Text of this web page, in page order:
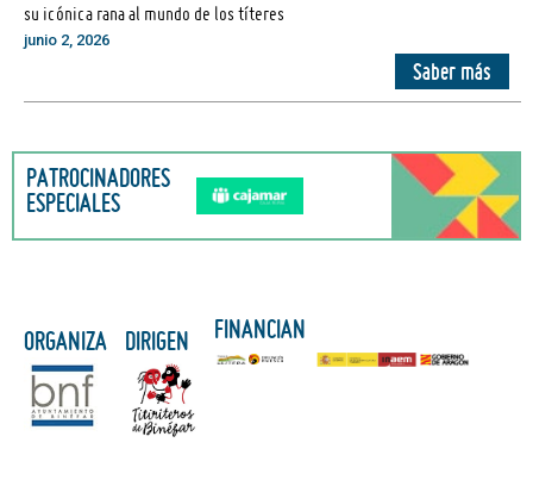
su icónica rana al mundo de los títeres
junio 2, 2026
Saber más
PATROCINADORES
ESPECIALES
ORGANIZA DIRIGEN FINANCIAN